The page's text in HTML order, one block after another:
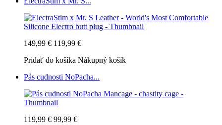
149,99 € 119,99 €
Pridať do košíka Nákupný košík
Pás cudnosti NoPacha...
119,99 € 99,99 €